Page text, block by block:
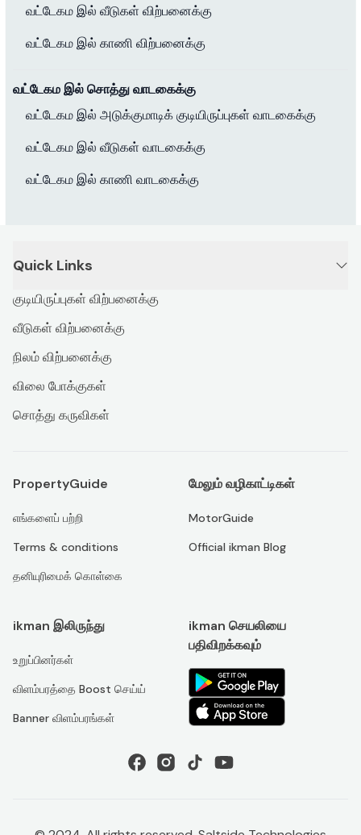
வட்டேகம இல் வீடுகள் விற்பனைக்கு
வட்டேகம இல் காணி விற்பனைக்கு
வட்டேகம இல் சொத்து வாடகைக்கு
வட்டேகம இல் அடுக்குமாடிக் குடியிருப்புகள் வாடகைக்கு
வட்டேகம இல் வீடுகள் வாடகைக்கு
வட்டேகம இல் காணி வாடகைக்கு
Quick Links
குடியிருப்புகள் விற்பனைக்கு
வீடுகள் விற்பனைக்கு
நிலம் விற்பனைக்கு
விலை போக்குகள்
சொத்து கருவிகள்
PropertyGuide
எங்களைப் பற்றி
Terms & conditions
தனியுரிமைக் கொள்கை
மேலும் வழிகாட்டிகள்
MotorGuide
Official ikman Blog
ikman இலிருந்து
உறுப்பினர்கள்
விளம்பரத்தை Boost செய்ய்
Banner விளம்பரங்கள்
ikman செயலியை
பதிவிறக்கவும்